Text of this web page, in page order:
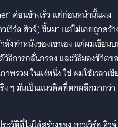
ค่อนข้างเร็ว แต่ก่อนหน้านั้นผม
เวิร์ด ฮิวจ์) ขึ้นมา แต่ไม่เคยถูกสร้า
งทำหนังของเขาเอง แต่ผมเขียน
ธีการกลั่นกรอง และวิธีมองชีวิตข
พรวม ในแง่หนึ่ง ใช่ ผมใช้เวลาเขี
ๆ มันเป็นแนวคิดที่ตกผลึกมากว่า